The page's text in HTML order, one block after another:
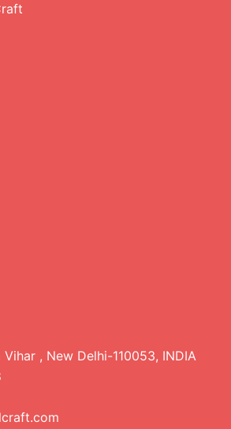
, New Delhi-110053, INDIA